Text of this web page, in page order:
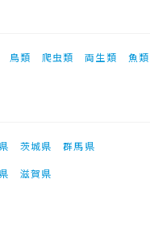
鳥類 爬虫類 両生類 魚類
茨城県
群馬県
滋賀県